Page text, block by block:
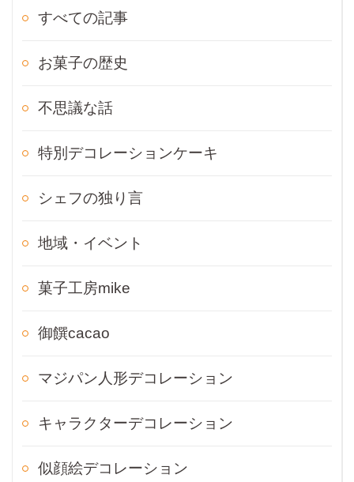
すべての記事
お菓子の歴史
不思議な話
特別デコレーションケーキ
シェフの独り言
地域・イベント
菓子工房mike
御饌cacao
マジパン人形デコレーション
キャラクターデコレーション
似顔絵デコレーション